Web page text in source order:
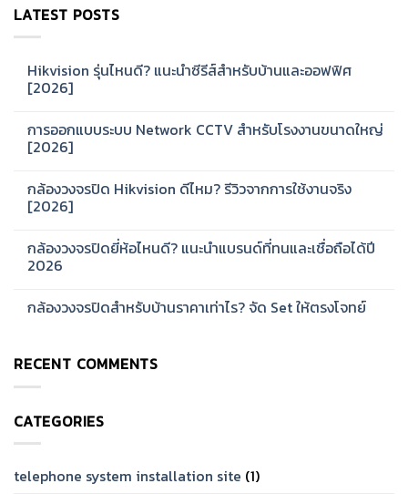
LATEST POSTS
Hikvision รุ่นไหนดี? แนะนำซีรีส์สำหรับบ้านและออฟฟิศ
[2026]
on
Hikvision
รุ่น
แนะนำ
ซี
รีส์
และ
ออฟฟิศ
[2026]
การออกแบบระบบ Network CCTV สำหรับโรงงานขนาดใหญ่
[2026]
on
การ
ออกแบบ
CCTV
สำหรับ
โรงงาน
[2026]
กล้องวงจรปิด Hikvision ดีไหม? รีวิวจากการใช้งานจริง
[2026]
on
กล้อง
วงจรปิด
ไหม?
ใช้
งาน
[2026]
กล้องวงจรปิดยี่ห้อไหนดี? แนะนำแบรนด์ที่ทนและเชื่อถือได้ปี
2026
on
ไหน
ดี?
แบรนด์
ทน
และ
ถือ
ปี
2026
กล้องวงจรปิดสำหรับบ้านราคาเท่าไร? จัด Set ให้ตรงโจทย์
กล้อง
วงจรปิด
สำหรับ
เท่าไร?
Set
ตรง
โจทย์
RECENT COMMENTS
CATEGORIES
telephone system installation site (1)